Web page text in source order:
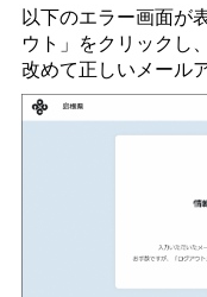
以下のエラー画面が
ウト」をクリックし
改めて正しいメール